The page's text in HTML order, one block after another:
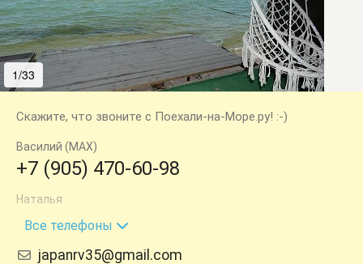
1/33
Скажите, что звоните с Поехали-на-Море.ру! :-)
Василий (MAX)
+7 (905) 470-60-98
Наталья
+7 (918) 326-51-77
Все телефоны
japanrv35@gmail.com